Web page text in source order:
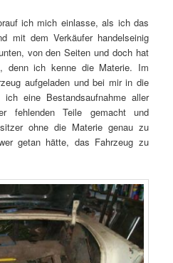
ich mich einlasse, als ich das
mit dem Verkäufer handelseinig
von den Seiten und doch hat
denn ich kenne die Materie. Im
aufgeladen und bei mir in die
eine Bestandsaufnahme aller
fehlenden Teile gemacht und
ohne die Materie genau zu
getan hätte, das Fahrzeug zu